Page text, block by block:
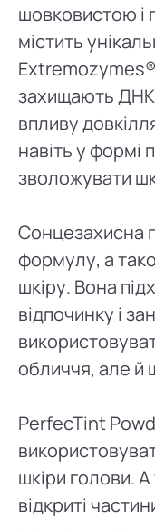
шовковистою і
містить
Extremozymes®
захищають ДНК
впливу
навіть у
зволожувати
Сонцезахисна
формулу, а
шкіру. Вона
відпочинку і
обличчя, але й
PerfecTint
шкіри голови.
відкриті